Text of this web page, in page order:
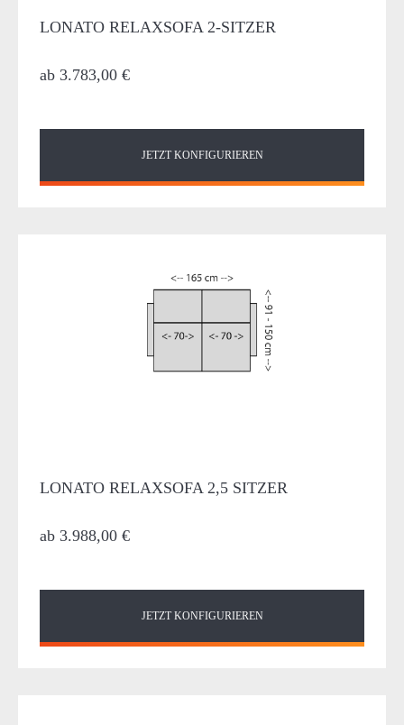
LONATO RELAXSOFA 2-SITZER
ab 3.783,00 €
JETZT KONFIGURIEREN
LONATO RELAXSOFA 2,5 SITZER
ab 3.988,00 €
JETZT KONFIGURIEREN